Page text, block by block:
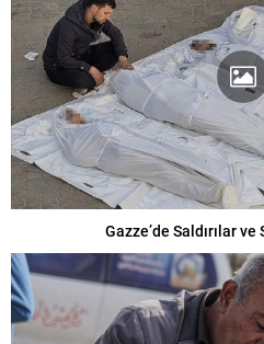
Gazze’de Saldırılar